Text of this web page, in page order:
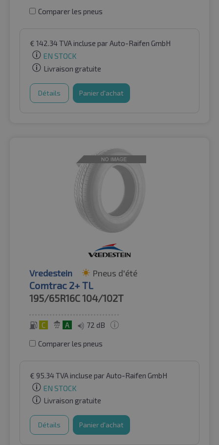
Comparer les pneus
€ 142.34TVA incluse par Auto-Raifen GmbH
EN STOCK
Livraison gratuite
Détails Panier d'achat
Vredestein Pneus d'été
Comtrac 2+ TL
195/65R16C104/102T
C A 72 dB
Comparer les pneus
€ 95.34TVA incluse par Auto-Raifen GmbH
EN STOCK
Livraison gratuite
Détails Panier d'achat